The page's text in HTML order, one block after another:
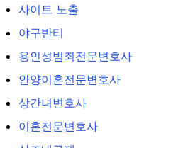
사이트 노출
야구반티
용인성범죄전문변호사
안양이혼전문변호사
상간녀변호사
이혼전문변호사